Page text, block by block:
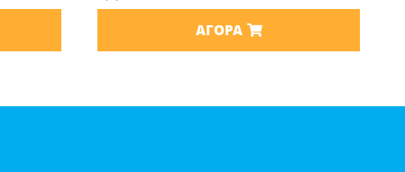
ΑΓΟΡΆ